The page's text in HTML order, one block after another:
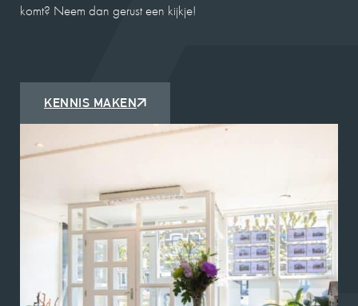
komt? Neem dan gerust een kijkje!
KENNIS MAKEN